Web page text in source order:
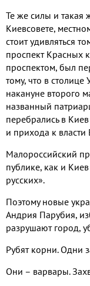
Те же силы и такая
Киевсовете,
стоит удивляться
проспект Красных
проспектом, был
тому, что в
накануне второго
названный
перебрались в
и прихода к
Малороссийский
публике, как и
русских».
Поэтому новые
Андрия Парубия,
разрушают город,
Рубят корни. Одни
Они – варвары.